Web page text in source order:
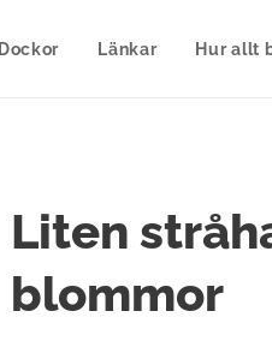
Dockor Länkar Hur allt
Liten
blommor